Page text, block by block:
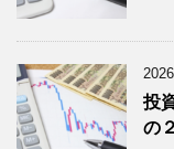
投
の